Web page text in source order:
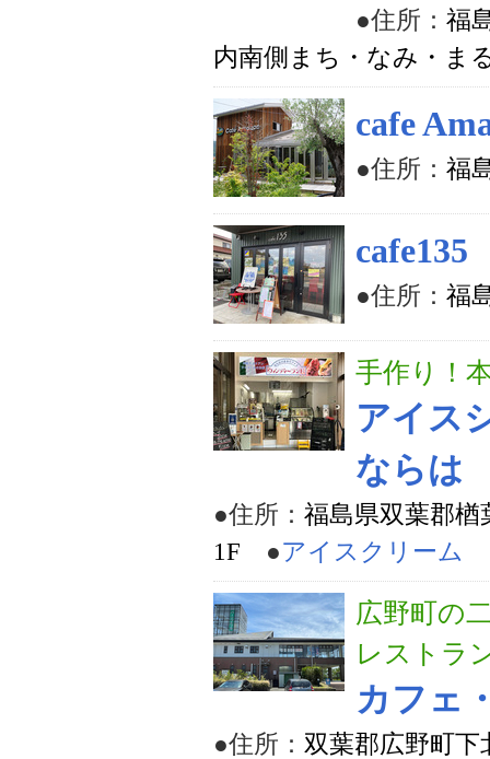
●住所： 福
内南側まち・なみ・ま
cafe
●住所： 福
cafe135
●住所： 福
手作り！
アイス
ならは
●住所： 福島県双葉郡
1F ●アイスクリーム
広野町の
レストラ
カフェ
●住所： 双葉郡広野町下